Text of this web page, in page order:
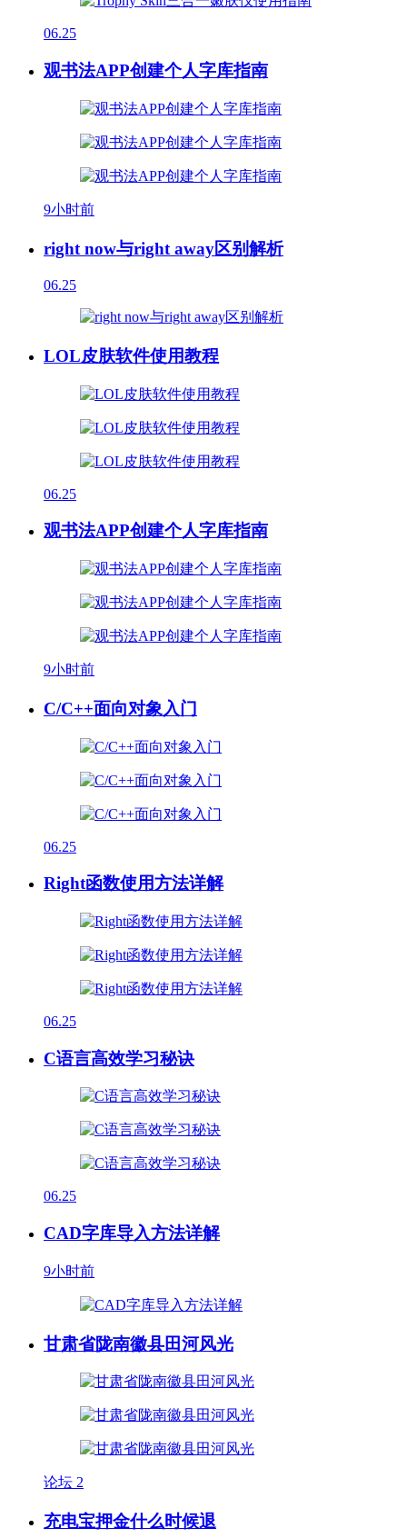
06.25
观书法APP创建个人字库指南
9小时前
right now与right away区别解析
06.25
LOL皮肤软件使用教程
06.25
观书法APP创建个人字库指南
9小时前
C/C++面向对象入门
06.25
Right函数使用方法详解
06.25
C语言高效学习秘诀
06.25
CAD字库导入方法详解
9小时前
甘肃省陇南徽县田河风光
论坛 2
充电宝押金什么时候退